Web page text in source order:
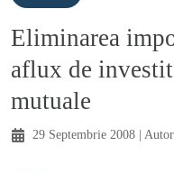
Eliminarea
aflux de
mutuale
29 Septembrie 2008 |